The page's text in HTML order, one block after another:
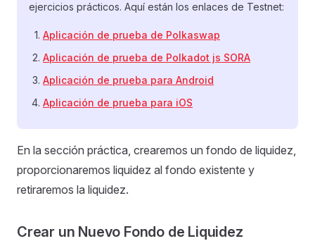
ejercicios prácticos. Aquí están los enlaces de Testnet:
Aplicación de prueba de Polkaswap
Aplicación de prueba de Polkadot js SORA
Aplicación de prueba para Android
Aplicación de prueba para iOS
En la sección práctica, crearemos un fondo de liquidez,
proporcionaremos liquidez al fondo existente y
retiraremos la liquidez.
Crear un Nuevo Fondo de Liquidez